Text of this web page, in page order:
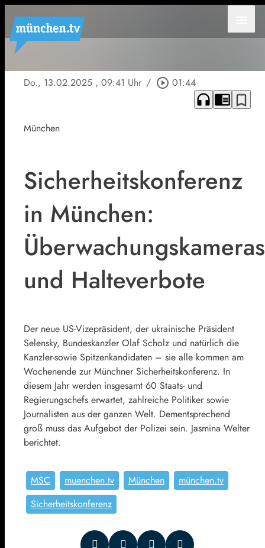
Do., 13.02.2025 , 09:41 Uhr / play_circle_outline 01:44
headphones chrome_reader_mode bookmark_border
München
Sicherheitskonferenz
in München:
Überwachungskameras
und Halteverbote
Der neue US-Vizepräsident, der ukrainische Präsident
Selensky, Bundeskanzler Olaf Scholz und natürlich die
Kanzler-sowie Spitzenkandidaten – sie alle kommen am
Wochenende zur Münchner Sicherheitskonferenz. In
diesem Jahr werden insgesamt 60 Staats- und
Regierungschefs erwartet, zahlreiche Politiker sowie
Journalisten aus der ganzen Welt. Dementsprechend
groß muss das Aufgebot der Polizei sein. Jasmina Welter
berichtet.
MSC muenchen.tv München
münchen.tv
Sicherheitskonferenz